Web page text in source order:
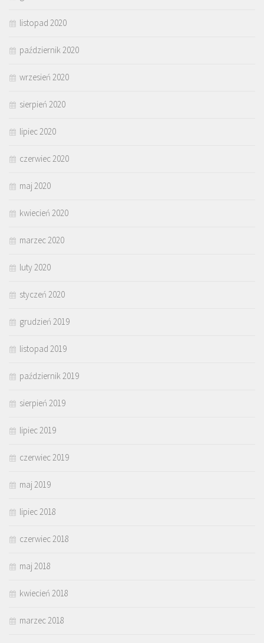
listopad 2020
październik 2020
wrzesień 2020
sierpień 2020
lipiec 2020
czerwiec 2020
maj 2020
kwiecień 2020
marzec 2020
luty 2020
styczeń 2020
grudzień 2019
listopad 2019
październik 2019
sierpień 2019
lipiec 2019
czerwiec 2019
maj 2019
lipiec 2018
czerwiec 2018
maj 2018
kwiecień 2018
marzec 2018